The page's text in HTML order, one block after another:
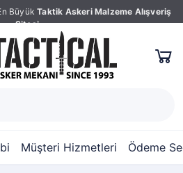
Büyük Taktik Askeri Malzeme Alışveriş
Sitesi
Müşteri Hizmetleri Ödeme